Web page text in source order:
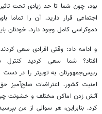
بود، چون شما تا حد زیادی تحت
اجتماعی قرار دارید. آن را تماما
دموکراسی کامل وجود دارد. خودتان
و ادامه داد: وقتی افرادی سعی
افتاد؟ شما سعی کردید کنترل
رییس‌جمهورتان به توییتر را در دست
امنیت کشور. اعتراضات صلح‌آمیز
آتش زدن اماکن مختلف و خشونت
کرد. بنابراین، هر سوالی از من